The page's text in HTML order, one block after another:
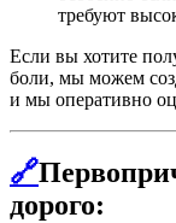
требуют
Если вы хотите
боли, мы можем
и мы оперативно
🔗
дорого: